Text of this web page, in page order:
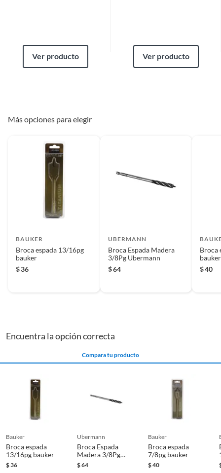
Ver producto Ver producto
Más opciones para elegir
BAUKER
Broca espada 13/16pg
bauker
$36
UBERMANN
Broca Espada Madera
3/8Pg Ubermann
$64
Broca
bauker
$40
Encuentra la opción correcta
Compara tu producto
bauker
Broca espada
13/16pg bauker
$36
ubermann
Broca Espada
Madera 3/8Pg
Ubermann
$64
bauker
Broca espada
7/8pg bauker
$40